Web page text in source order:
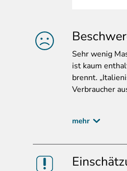
Sehrwenig
ist kaum
brennt.
Verbraucher
mehr